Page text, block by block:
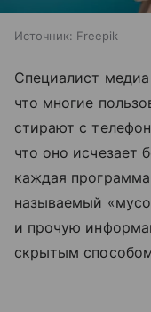
Источник: Freepik
Специалист
что многие
стирают с
что оно исчезает
каждая программа
называемый
и прочую
скрытым